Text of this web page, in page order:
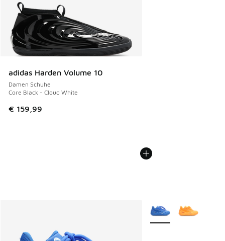
adidas Harden Volume 10
Damen Schuhe
Core Black - Cloud White
€ 159,99
Weitere Farben